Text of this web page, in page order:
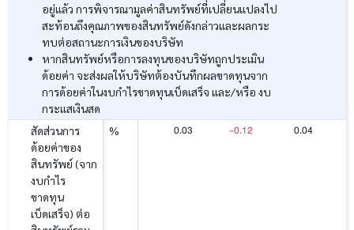
อยู่แล้ว การพิจารณามูลค่าสินทรัพย์ที่เปลี่ยนแปลงไป
สะท้อนถึงคุณภาพของสินทรัพย์ดังกล่าวและผลกระ
ทบต่อสถานะการเงินของบริษัท
หากสินทรัพย์หรือการลงทุนของบริษัทถูกประเมิน
ด้อยค่า จะส่งผลให้บริษัทต้องบันทึกผลขาดทุนจาก
การด้อยค่าในงบกำไรขาดทุนเบ็ดเสร็จ และ/หรือ งบ
กระแสเงินสด
สัดส่วนการ
ด้อยค่าของ
สินทรัพย์ (จาก
งบกำไร
ขาดทุน
เบ็ดเสร็จ) ต่อ
% 0.03 -0.12 0.04